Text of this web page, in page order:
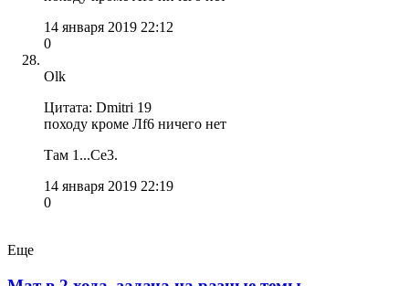
14 января 2019 22:12
0
Olk
Цитата: Dmitri 19
походу кроме Лf6 ничего нет
Там 1...Сe3.
14 января 2019 22:19
0
Еще